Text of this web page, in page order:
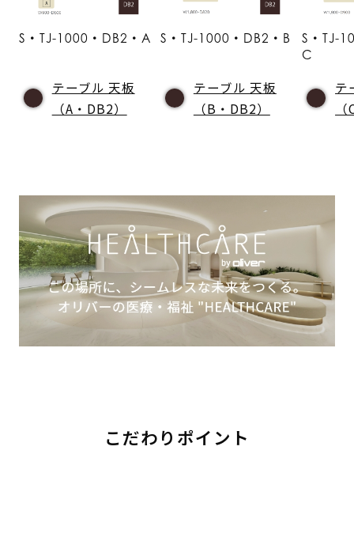
S・TJ-1000・DB2・A
テーブル 天板
（A・DB2）
S・TJ-1000・DB2・B
テーブル 天板
（B・DB2）
S・TJ-
C
テ
こだわりポイント